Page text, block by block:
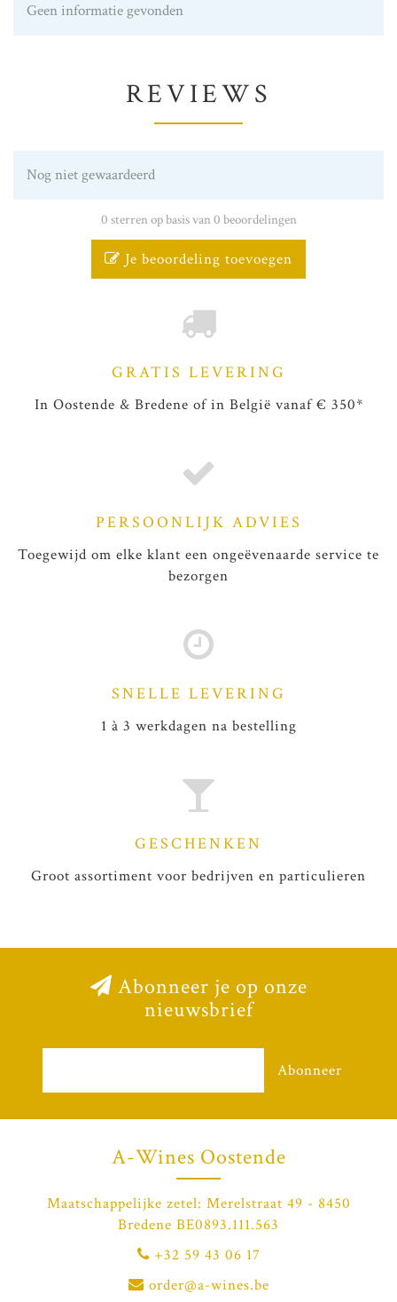
Geen informatie gevonden
REVIEWS
Nog niet gewaardeerd
0 sterren op basis van 0 beoordelingen
Je beoordeling toevoegen
GRATIS LEVERING
In Oostende & Bredene of in België vanaf € 350*
PERSOONLIJK ADVIES
Toegewijd om elke klant een ongeëvenaarde service te
bezorgen
SNELLE LEVERING
1 à 3 werkdagen na bestelling
GESCHENKEN
Groot assortiment voor bedrijven en particulieren
Abonneer je op onze
nieuwsbrief
Abonneer
A-Wines Oostende
Maatschappelijke zetel: Merelstraat 49 - 8450
Bredene BE0893.111.563
+32 59 43 06 17
order@a-wines.be